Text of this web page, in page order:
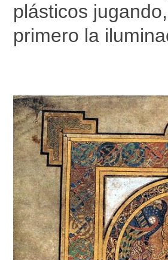
plásticos
primero la